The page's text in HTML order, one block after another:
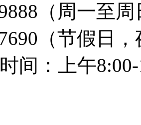
（周一至
（节假日
间：上午